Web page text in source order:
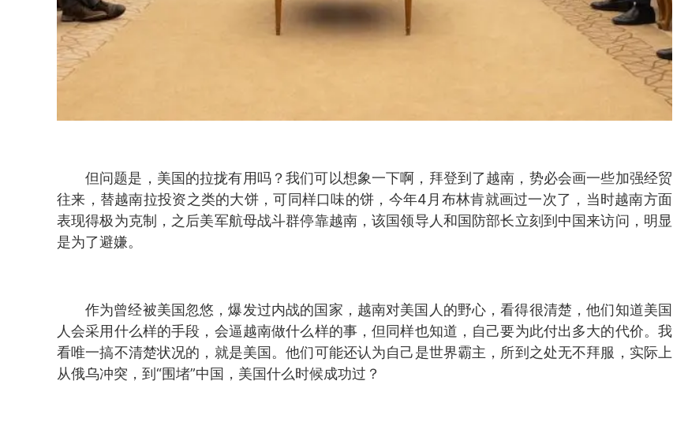
但问题是，美国的拉拢有用吗？我们可以想象一下啊，拜登到了越南，势必会画一些加强经贸
往来，替越南拉投资之类的大饼，可同样口味的饼，今年4月布林肯就画过一次了，当时越南方面
表现得极为克制，之后美军航母战斗群停靠越南，该国领导人和国防部长立刻到中国来访问，明显
是为了避嫌。
作为曾经被美国忽悠，爆发过内战的国家，越南对美国人的野心，看得很清楚，他们知道美国
人会采用什么样的手段，会逼越南做什么样的事，但同样也知道，自己要为此付出多大的代价。我
看唯一搞不清楚状况的，就是美国。他们可能还认为自己是世界霸主，所到之处无不拜服，实际上
从俄乌冲突，到“围堵”中国，美国什么时候成功过？